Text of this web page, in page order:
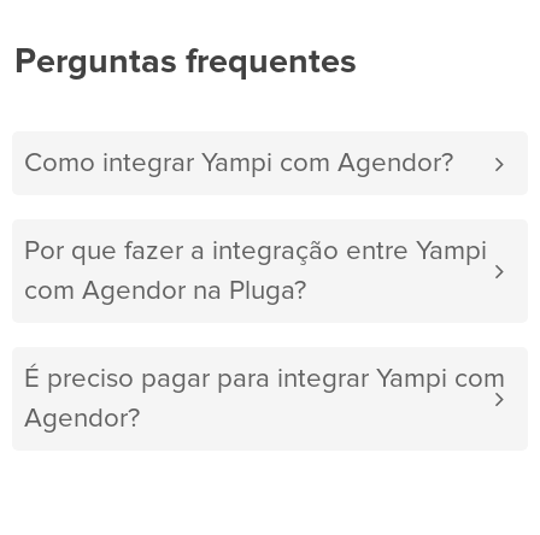
Perguntas frequentes
Como integrar Yampi com Agendor?
Por que fazer a integração entre Yampi
com Agendor na Pluga?
É preciso pagar para integrar Yampi com
Agendor?